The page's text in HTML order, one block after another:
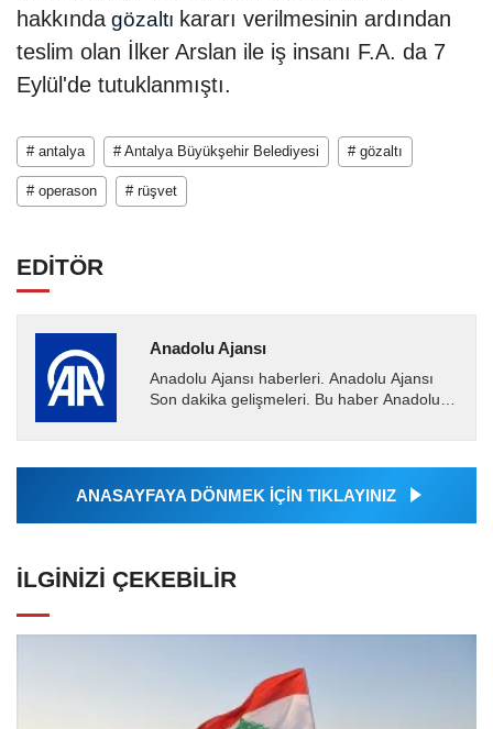
hakkındagözaltı kararı verilmesinin ardından
teslim olan İlker Arslan ile iş insanı F.A. da 7
Eylül'de tutuklanmıştı.
# antalya # Antalya Büyükşehir Belediyesi # gözaltı
# operason # rüşvet
EDİTÖR
Anadolu Ajansı
Anadolu Ajansı haberleri. Anadolu Ajansı
Son dakika gelişmeleri. Bu haber Anadolu
Ajansı tarafından...
ANASAYFAYA DÖNMEK İÇİN TIKLAYINIZ
İLGINIZI ÇEKEBILIR